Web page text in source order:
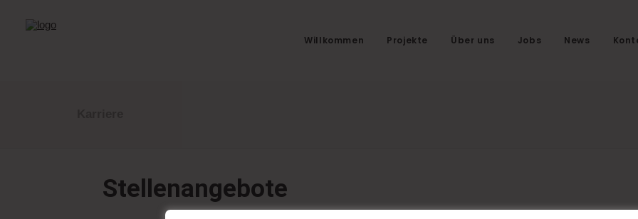
Willkommen Projekte Über uns Jobs News
Stellenangebote